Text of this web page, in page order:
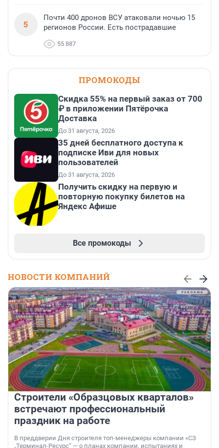
5
Почти 400 дронов ВСУ атаковали ночью 15
регионов России. Есть пострадавшие
55 887
ПРОМОКОДЫ
Скидка 55% на первый заказ от 700
₽ в приложении Пятёрочка
Доставка
До 31 августа, 2026
35 дней бесплатного доступа к
подписке Иви для новых
пользователей
До 31 августа, 2026
Получить скидку на первую и
повторную покупку билетов на
Яндекс Афише
Все промокоды
НОВОСТИ КОМПАНИЙ
Строители «Образцовых кварталов»
встречают профессиональный
праздник на работе
В преддверии Дня строителя топ-менеджеры компании «СЗ
„Терминал-Ресурс“ — о планах компании, испытаниях и